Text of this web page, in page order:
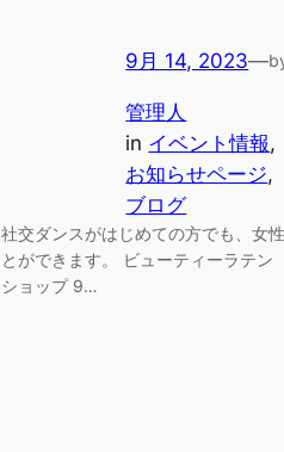
9月 14, 2023—
管理人
in イベント情報
お知らせページ
ブログ
社交ダンスがはじめての方でも、女
とができます。 ビューティーラテ
ショップ 9…